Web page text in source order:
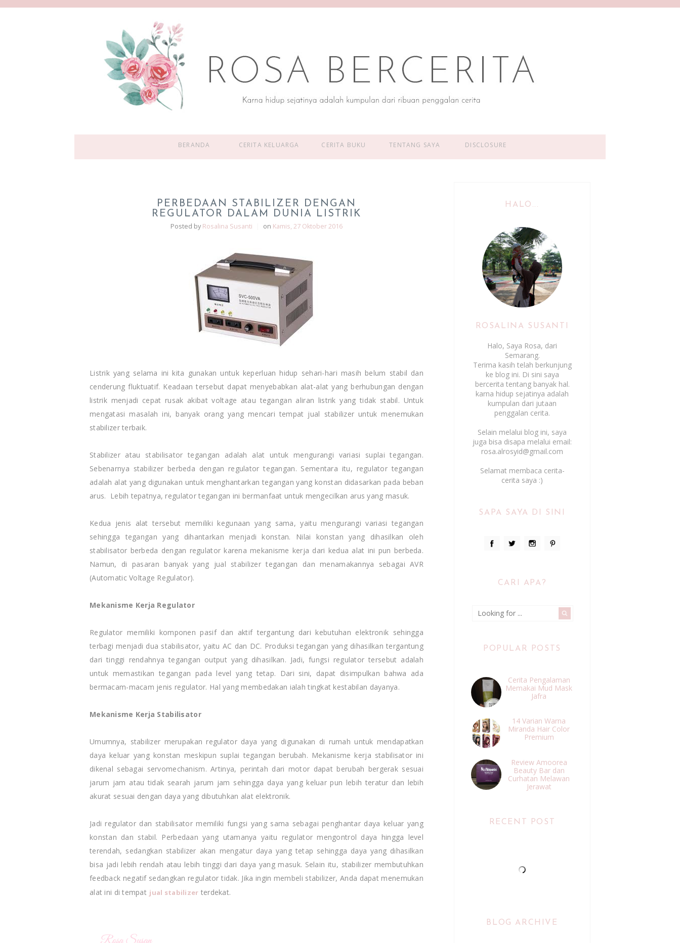
BERANDA CERITA KELUARGA CERITA BUKU TENTANG SAYA DISCLOSURE
PERBEDAAN STABILIZER DENGAN
REGULATOR DALAM DUNIA LISTRIK
Posted by Rosalina Susanti on Kamis, 27 Oktober 2016
Listrik yang selama ini kita gunakan untuk keperluan hidup sehari-hari masih belum stabil dan
cenderung fluktuatif. Keadaan tersebut dapat menyebabkan alat-alat yang berhubungan dengan
listrik menjadi cepat rusak akibat voltage atau tegangan aliran listrik yang tidak stabil. Untuk
mengatasi masalah ini, banyak orang yang mencari tempat jual stabilizer untuk menemukan
stabilizer terbaik.
Stabilizer atau stabilisator tegangan adalah alat untuk mengurangi variasi suplai tegangan.
Sebenarnya stabilizer berbeda dengan regulator tegangan. Sementara itu, regulator tegangan
adalah alat yang digunakan untuk menghantarkan tegangan yang konstan didasarkan pada beban
arus. Lebih tepatnya, regulator tegangan ini bermanfaat untuk mengecilkan arus yang masuk.
Kedua jenis alat tersebut memiliki kegunaan yang sama, yaitu mengurangi variasi tegangan
sehingga tegangan yang dihantarkan menjadi konstan. Nilai konstan yang dihasilkan oleh
stabilisator berbeda dengan regulator karena mekanisme kerja dari kedua alat ini pun berbeda.
Namun, di pasaran banyak yang jual stabilizer tegangan dan menamakannya sebagai AVR
(Automatic Voltage Regulator).
Mekanisme Kerja Regulator
Regulator memiliki komponen pasif dan aktif tergantung dari kebutuhan elektronik sehingga
terbagi menjadi dua stabilisator, yaitu AC dan DC. Produksi tegangan yang dihasilkan tergantung
dari tinggi rendahnya tegangan output yang dihasilkan. Jadi, fungsi regulator tersebut adalah
untuk memastikan tegangan pada level yang tetap. Dari sini, dapat disimpulkan bahwa ada
bermacam-macam jenis regulator. Hal yang membedakan ialah tingkat kestabilan dayanya.
Mekanisme Kerja Stabilisator
Umumnya, stabilizer merupakan regulator daya yang digunakan di rumah untuk mendapatkan
daya keluar yang konstan meskipun suplai tegangan berubah. Mekanisme kerja stabilisator ini
dikenal sebagai servomechanism. Artinya, perintah dari motor dapat berubah bergerak sesuai
jarum jam atau tidak searah jarum jam sehingga daya yang keluar pun lebih teratur dan lebih
akurat sesuai dengan daya yang dibutuhkan alat elektronik.
Jadi regulator dan stabilisator memiliki fungsi yang sama sebagai penghantar daya keluar yang
konstan dan stabil. Perbedaan yang utamanya yaitu regulator mengontrol daya hingga level
terendah, sedangkan stabilizer akan mengatur daya yang tetap sehingga daya yang dihasilkan
bisa jadi lebih rendah atau lebih tinggi dari daya yang masuk. Selain itu, stabilizer membutuhkan
feedback negatif sedangkan regulator tidak. Jika ingin membeli stabilizer, Anda dapat menemukan
alat ini di tempat jual stabilizer terdekat.
HALO...
ROSALINA SUSANTI
Halo, Saya Rosa, dari
Semarang.
Terima kasih telah berkunjung
ke blog ini. Di sini saya
bercerita tentang banyak hal.
karna hidup sejatinya adalah
kumpulan dari jutaan
penggalan cerita.
Selain melalui blog ini, saya
juga bisa disapa melalui email:
rosa.alrosyid@gmail.com
Selamat membaca cerita-
cerita saya :)
SAPA SAYA DI SINI
CARI APA?
POPULAR POSTS
Cerita Pengalaman
Memakai Mud Mask
Jafra
14 Varian Warna
Miranda Hair Color
Premium
Review Amoorea
Beauty Bar dan
Curhatan Melawan
Jerawat
RECENT POST
BLOG ARCHIVE